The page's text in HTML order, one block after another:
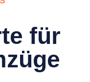
für